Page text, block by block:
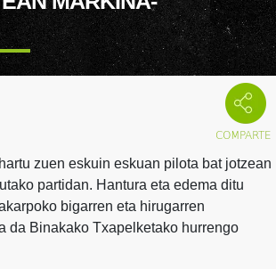
zuen eskuin eskuan pilota bat jotzean
partidan. Hantura eta edema ditu
bigarren eta hirugarren
da Binakako Txapelketako hurrengo